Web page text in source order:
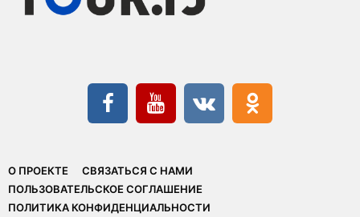
О ПРОЕКТЕ
СВЯЗАТЬСЯ С НАМИ
ПОЛЬЗОВАТЕЛЬСКОЕ СОГЛАШЕНИЕ
ПОЛИТИКА КОНФИДЕНЦИАЛЬНОСТИ